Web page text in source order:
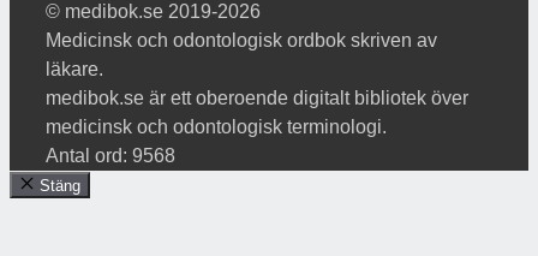
© medibok.se 2019-2026
Medicinsk och odontologisk ordbok skriven av
läkare.
medibok.se är ett oberoende digitalt bibliotek över
medicinsk och odontologisk terminologi.
Antal ord: 9568
Stäng